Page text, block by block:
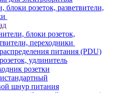
блоки розеток, разветвители,
блоки розеток,
переходники
питания (PDU)
удлинитель
розетки
шнур питания